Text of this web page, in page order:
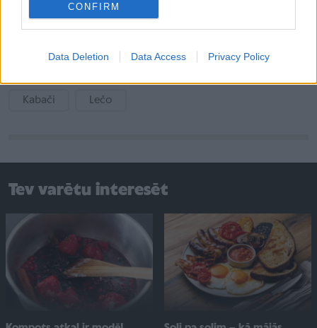
CONFIRM
Data Deletion Data Access Privacy Policy
Ķiploki
Kabači Lečo
Tev varētu interesēt